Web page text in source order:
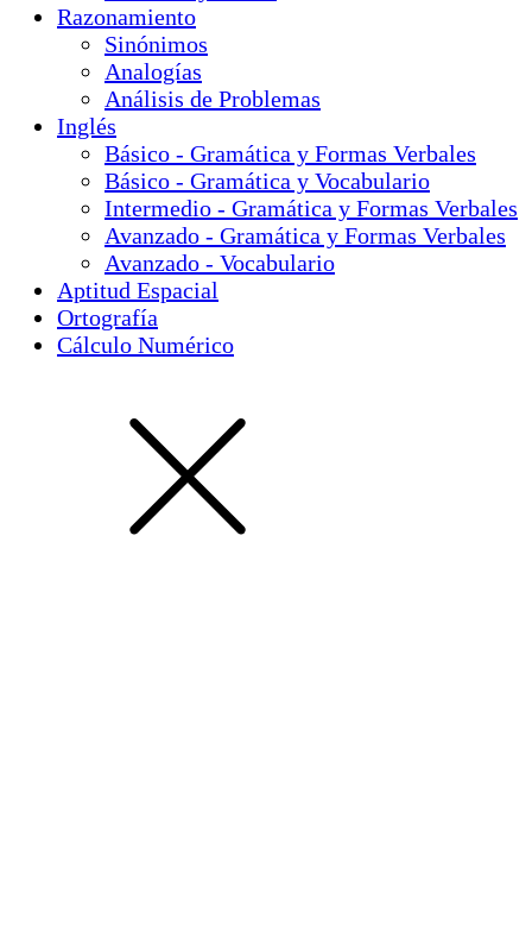
Razonamiento
Sinónimos
Analogías
Análisis de Problemas
Inglés
Básico - Gramática y Formas Verbales
Básico - Gramática y Vocabulario
Intermedio - Gramática y Formas Verbales
Avanzado - Gramática y Formas Verbales
Avanzado - Vocabulario
Aptitud Espacial
Ortografía
Cálculo Numérico